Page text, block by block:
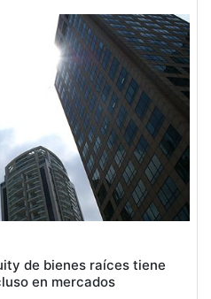
de bienes raíces tiene
en mercados